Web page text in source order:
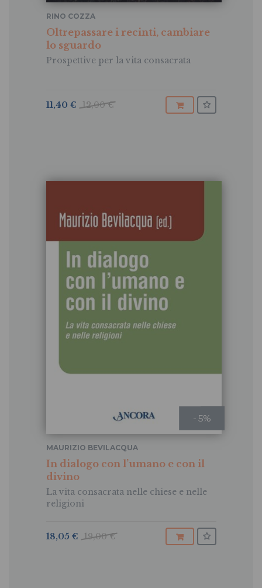
Oltrepassare i recinti, cambiare
lo sguardo
Prospettive per la vita consacrata
RINO COZZA
12,00 €
11,40 €
- 5%
In dialogo con l’umano e con il
divino
La vita consacrata nelle chiese e nelle
religioni
MAURIZIO BEVILACQUA
19,00 €
18,05 €